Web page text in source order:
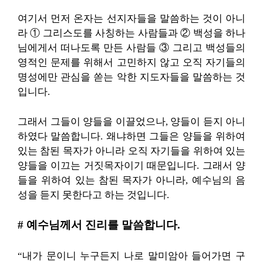
여기서 먼저 온자는 선지자들을 말씀하는 것이 아니
라 ① 그리스도를 사칭하는 사람들과 ② 백성을 하나
님에게서 떠나도록 만든 사람들 ③ 그리고 백성들의
영적인 문제를 위해서 고민하지 않고 오직 자기들의
명성에만 관심을 쏟는 악한 지도자들을 말씀하는 것
입니다.
그래서 그들이 양들을 이끌었으나, 양들이 듣지 아니
하였다 말씀합니다. 왜냐하면 그들은 양들을 위하여
있는 참된 목자가 아니라 오직 자기들을 위하여 있는
양들을 이끄는 거짓목자이기 때문입니다. 그래서 양
들을 위하여 있는 참된 목자가 아니라, 예수님의 음
성을 듣지 못한다고 하는 것입니다.
# 예수님께서 진리를 말씀합니다.
“내가 문이니 누구든지 나로 말미암아 들어가면 구